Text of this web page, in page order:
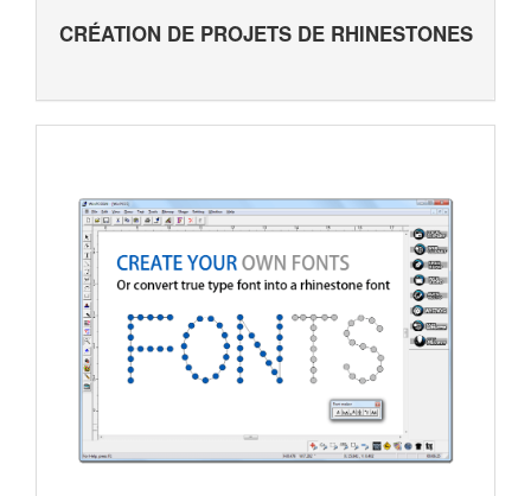
CRÉATION DE PROJETS DE RHINESTONES